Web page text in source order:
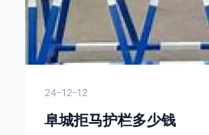
24-12-12
阜城拒马护栏多少钱